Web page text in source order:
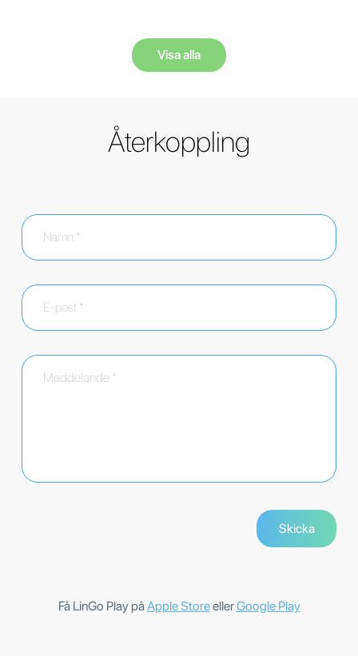
Visa alla
Återkoppling
Få LinGo Play påApple StoreellerGoogle Play